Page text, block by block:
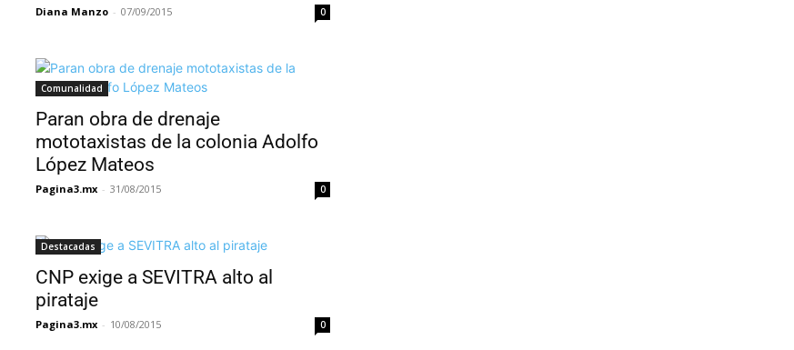
Diana Manzo - 07/09/2015 0
Comunalidad
Paran obra de drenaje
mototaxistas de la colonia Adolfo
López Mateos
Pagina3.mx - 31/08/2015 0
Destacadas
CNP exige a SEVITRA alto al
pirataje
Pagina3.mx - 10/08/2015 0